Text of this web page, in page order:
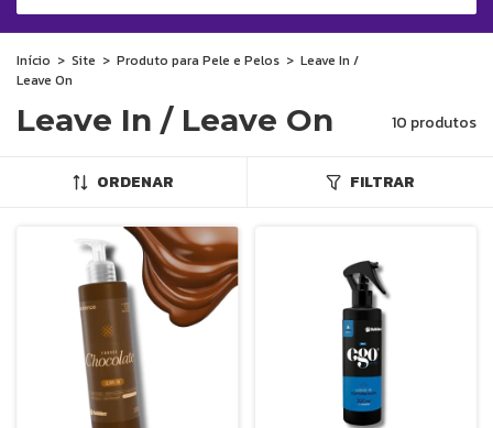
Início > Site > Produto para Pele e Pelos > Leave In /
Leave On
Leave In / Leave On 10 produtos
ORDENAR FILTRAR